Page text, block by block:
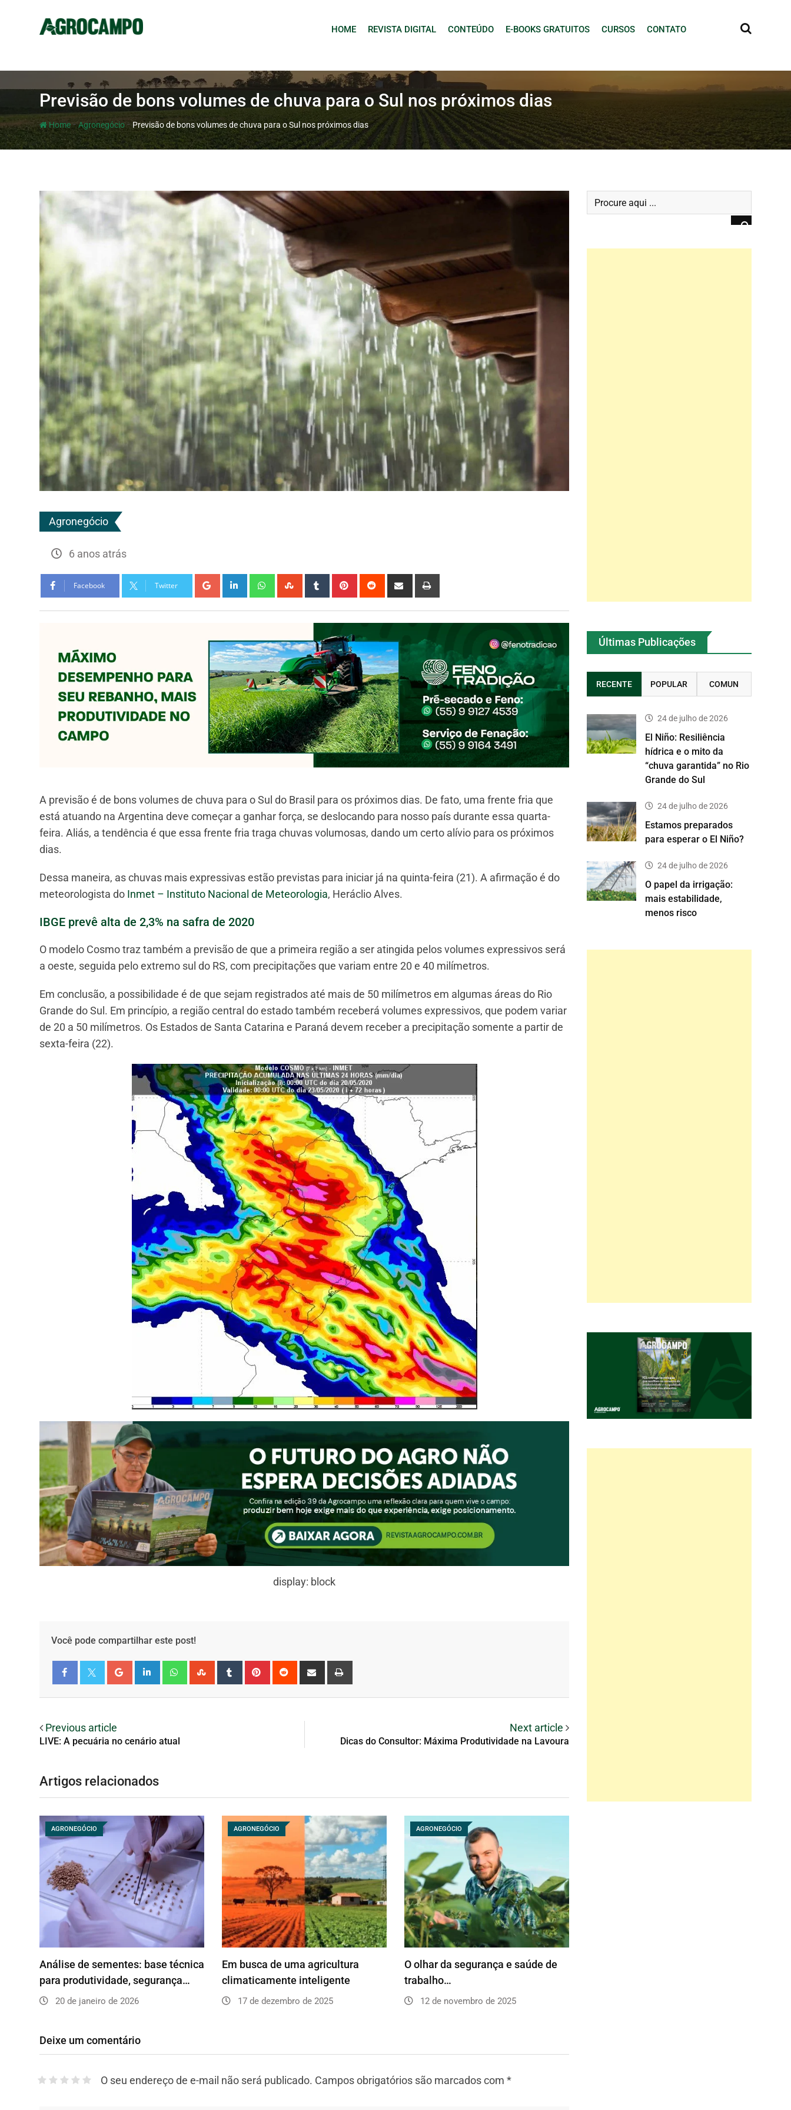
HOME REVISTA DIGITAL CONTEÚDO E-BOOKS GRATUITOS CURSOS CONTATO
Previsão de bons volumes de chuva para o Sul nos próximos dias
Home-Agronegócio-Previsão de bons volumes de chuva para o Sul nos próximos dias
Agronegócio
6 anos atrás
Facebook Twitter
A previsão é de bons volumes de chuva para o Sul do Brasil para os próximos dias. De fato, uma frente fria que
está atuando na Argentina deve começar a ganhar força, se deslocando para nosso país durante essa quarta-
feira. Aliás, a tendência é que essa frente fria traga chuvas volumosas, dando um certo alívio para os próximos
dias.
Dessa maneira, as chuvas mais expressivas estão previstas para iniciar já na quinta-feira (21). A afirmação é do
meteorologista do Inmet – Instituto Nacional de Meteorologia, Heráclio Alves.
IBGE prevê alta de 2,3% na safra de 2020
O modelo Cosmo traz também a previsão de que a primeira região a ser atingida pelos volumes expressivos será
a oeste, seguida pelo extremo sul do RS, com precipitações que variam entre 20 e 40 milímetros.
Em conclusão, a possibilidade é de que sejam registrados até mais de 50 milímetros em algumas áreas do Rio
Grande do Sul. Em princípio, a região central do estado também receberá volumes expressivos, que podem variar
de 20 a 50 milímetros. Os Estados de Santa Catarina e Paraná devem receber a precipitação somente a partir de
sexta-feira (22).
display: block
Você pode compartilhar este post!
FacebookTwitter
Previous article
LIVE: A pecuária no cenário atual
Next article
Dicas do Consultor: Máxima Produtividade na Lavoura
Artigos relacionados
AGRONEGÓCIO
Análise de sementes: base técnica
para produtividade, segurança…
20 de janeiro de 2026
AGRONEGÓCIO
Em busca de uma agricultura
climaticamente inteligente
17 de dezembro de 2025
AGRONEGÓCIO
O olhar da segurança e saúde de
trabalho…
12 de novembro de 2025
Deixe um comentário
O seu endereço de e-mail não será publicado. Campos obrigatórios são marcados com *
Últimas Publicações
RECENTE POPULAR COMUN
24 de julho de 2026
El Niño: Resiliência
hídrica e o mito da
“chuva garantida” no Rio
Grande do Sul
24 de julho de 2026
Estamos preparados
para esperar o El Niño?
24 de julho de 2026
O papel da irrigação:
mais estabilidade,
menos risco